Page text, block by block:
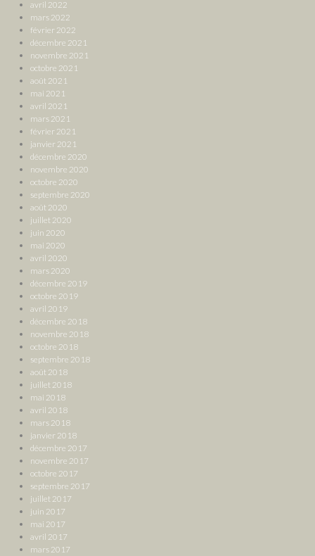
avril 2022
mars 2022
février 2022
décembre 2021
novembre 2021
octobre 2021
août 2021
mai 2021
avril 2021
mars 2021
février 2021
janvier 2021
décembre 2020
novembre 2020
octobre 2020
septembre 2020
août 2020
juillet 2020
juin 2020
mai 2020
avril 2020
mars 2020
décembre 2019
octobre 2019
avril 2019
décembre 2018
novembre 2018
octobre 2018
septembre 2018
août 2018
juillet 2018
mai 2018
avril 2018
mars 2018
janvier 2018
décembre 2017
novembre 2017
octobre 2017
septembre 2017
juillet 2017
juin 2017
mai 2017
avril 2017
mars 2017